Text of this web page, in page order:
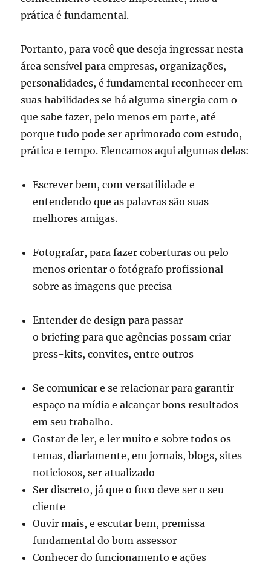
prática é fundamental.
Portanto, para você que deseja ingressar nesta
área sensível para empresas, organizações,
personalidades, é fundamental reconhecer em
suas habilidades se há alguma sinergia com o
que sabe fazer, pelo menos em parte, até
porque tudo pode ser aprimorado com estudo,
prática e tempo. Elencamos aqui algumas delas:
Escrever bem, com versatilidade e
entendendo que as palavras são suas
melhores amigas.
Fotografar, para fazer coberturas ou pelo
menos orientar o fotógrafo profissional
sobre as imagens que precisa
Entender de design para passar
o briefing para que agências possam criar
press-kits, convites, entre outros
Se comunicar e se relacionar para garantir
espaço na mídia e alcançar bons resultados
em seu trabalho.
Gostar de ler, e ler muito e sobre todos os
temas, diariamente, em jornais, blogs, sites
noticiosos, ser atualizado
Ser discreto, já que o foco deve ser o seu
cliente
Ouvir mais, e escutar bem, premissa
fundamental do bom assessor
Conhecer do funcionamento e ações